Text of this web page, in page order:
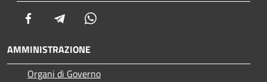
Facebook Telegram
AMMINISTRAZIONE
Organi di Governo